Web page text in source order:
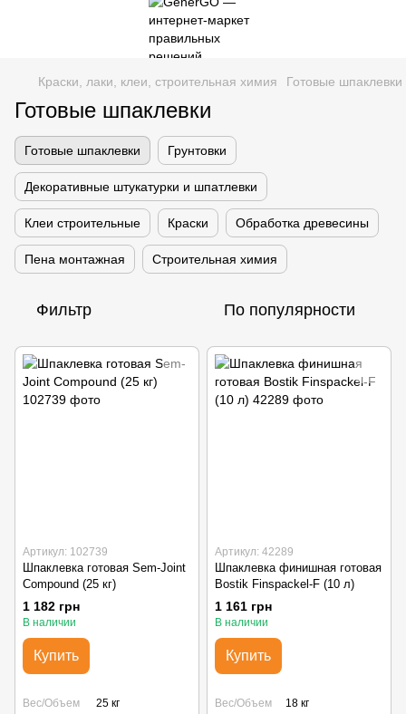
Краски, лаки, клеи, строительная химия Готовые шпаклевки
Готовые шпаклевки
Готовые шпаклевки Грунтовки
Декоративные штукатурки и шпатлевки
Клеи строительные Краски Обработка древесины
Пена монтажная Строительная химия
Фильтр По популярности
Артикул: 102739
Шпаклевка готовая Sem-Joint
Compound (25 кг)
1 182 грн
В наличии
Купить
Вес/Объем
25 кг
Артикул: 42289
Шпаклевка финишная готовая
Bostik Finspackel-F (10 л)
1 161 грн
В наличии
Купить
Вес/Объем
18 кг